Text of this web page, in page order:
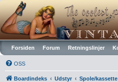
Vintagehifi.dk
Forsiden Forum Retningslinjer
OSS
Boardindeks Udstyr Spole/